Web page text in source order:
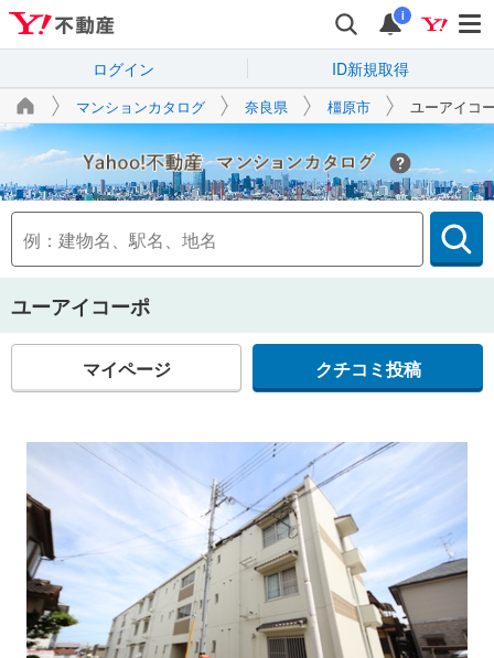
i
ログイン ID新規取得
マンションカタログ 奈良県 橿原市 ユーアイコ
Yahoo!不動産
ユーアイコーポ
マイページ クチコミ投稿